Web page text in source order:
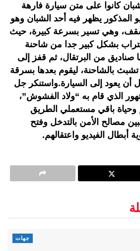
كانوا على متن سيارة فارهة
المذكور يظهر فيه أحد الشبان وهو
وهي تسير بسرعة كبيرة، حيث
بشكل كبير جدا من شاحنة
من البرتقال، ثم قفز إلى
بالشاحنة، ليقوم بعدها بسرقة
أن يعود إلى السيارة.واستنكر جل
الذي قام به “ولاد الفشوش”،
وحياة باقي مستعملي الطريق
مصالح الأمن بالتدخل وفتح
أبطال الفيديو واعتقالهم.
جهات